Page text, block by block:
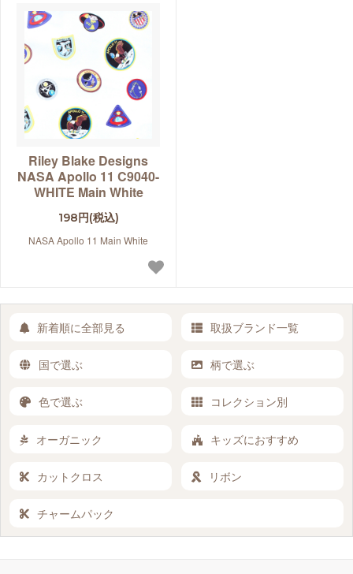
Riley Blake Designs
NASA Apollo 11 C9040-
WHITE Main White
198円(税込)
NASA Apollo 11 Main White
新着順に全部見る 取扱ブランド一覧
国で選ぶ 柄で選ぶ
色で選ぶ コレクション別
オーガニック キッズにおすすめ
カットクロス リボン
チャームパック